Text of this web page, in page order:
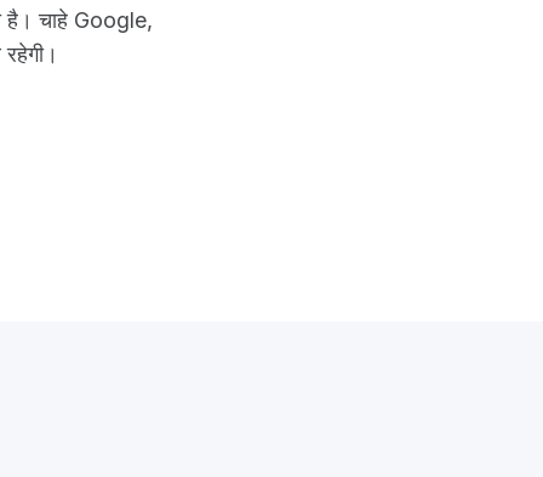
है। चाहे Google,